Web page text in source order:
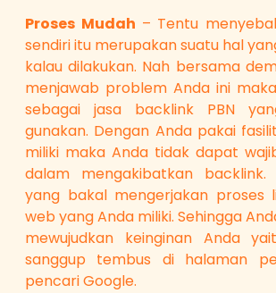
Proses Mudah – Tentu
sendiri itu merupakan suatu hal
kalau dilakukan. Nah bersama
menjawab problem Anda ini
sebagai jasa backlink PBN
gunakan. Dengan Anda pakai
miliki maka Anda tidak dapat
dalam mengakibatkan backlink.
yang bakal mengerjakan proses
web yang Anda miliki. Sehingga
mewujudkan keinginan Anda
sanggup tembus di halaman
pencari Google.